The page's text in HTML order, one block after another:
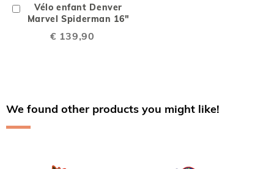
Vélo enfant Denver
Marvel Spiderman 16"
€ 139,90
Ajouter
au
chariot
We found other products you might like!